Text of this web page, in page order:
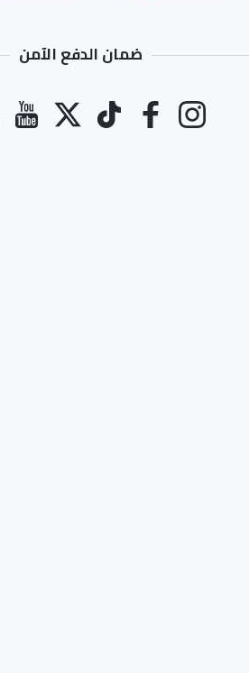
ضمان الدفع الآمن
انستغرامفيسبوكتيك توك تويتر